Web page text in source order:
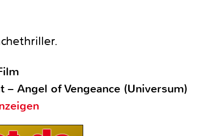
– Angel of Vengeance (Universum)